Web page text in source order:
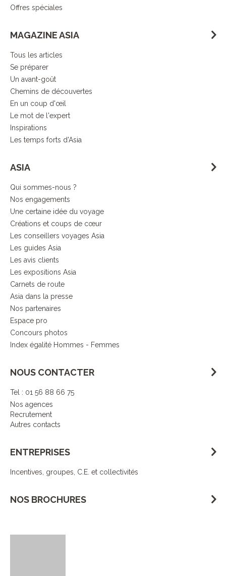
Offres spéciales
MAGAZINE ASIA
Tous les articles
Se préparer
Un avant-goût
Chemins de découvertes
En un coup d'œil
Le mot de l'expert
Inspirations
Les temps forts d'Asia
ASIA
Qui sommes-nous ?
Nos engagements
Une certaine idée du voyage
Créations et coups de cœur
Les conseillers voyages Asia
Les guides Asia
Les avis clients
Les expositions Asia
Carnets de route
Asia dans la presse
Nos partenaires
Espace pro
Concours photos
Index égalité Hommes - Femmes
NOUS CONTACTER
Tel : 01 56 88 66 75
Nos agences
Recrutement
Autres contacts
ENTREPRISES
Incentives, groupes, C.E. et collectivités
NOS BROCHURES